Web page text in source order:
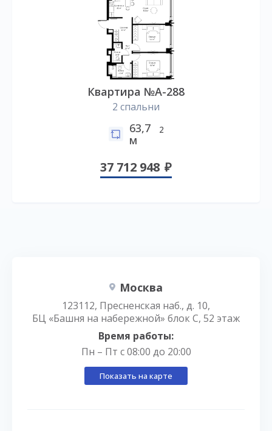
Квартира №А-288
2 спальни
63,7
м
2
37 712 948
Москва
123112, Пресненская наб., д. 10,
БЦ «Башня на набережной» блок С, 52 этаж
Время работы:
Пн – Пт с 08:00 до 20:00
Показать на карте